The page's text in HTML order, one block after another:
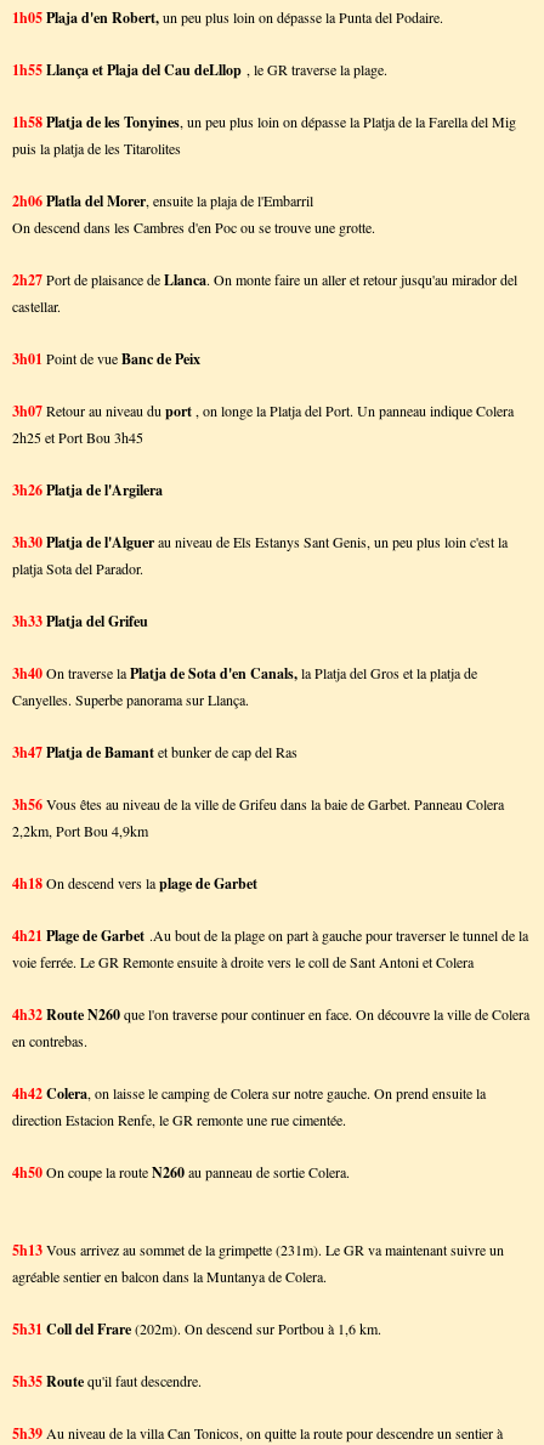
1h05Plaja d'en Robert,un peu plus loin on dépasse la Punta del Podaire.
1h55Llança et Plaja del Cau deLllop , le GR traverse la plage.
1h58Platja de les Tonyines, un peu plus loin on dépasse la Platja de la Farella del Mig
puis la platja de les Titarolites
2h06Platla del Morer, ensuite la plaja de l'Embarril
On descend dans les Cambres d'en Poc ou se trouve une grotte.
2h27Port de plaisance deLlanca. On monte faire un aller et retour jusqu'au mirador del
castellar.
3h01 Point de vueBanc de Peix
3h07Retour au niveau du port , on longe la Platja del Port. Un panneau indique Colera
2h25 et Port Bou 3h45
3h26Platja de l'Argilera
3h30Platja de l'Alguerau niveau de Els Estanys Sant Genis, un peu plus loin c'est la
platja Sota del Parador.
3h33Platja del Grifeu
3h40On traverse laPlatja de Sota d'en Canals,la Platja del Gros et la platja de
Canyelles. Superbe panorama sur Llança.
3h47Platja de Bamantet bunker de cap del Ras
3h56Vous êtes au niveau de la ville de Grifeu dans la baie de Garbet. Panneau Colera
2,2km, Port Bou 4,9km
4h18On descend vers laplage de Garbet
4h21 Plage de Garbet .Au bout de la plage on part à gauche pour traverser le tunnel de la
voie ferrée. Le GR Remonte ensuite à droite vers le coll de Sant Antoni et Colera
4h32Route N260que l'on traverse pour continuer en face. On découvre la ville de Colera
en contrebas.
4h42Colera, on laisse le camping de Colera sur notre gauche. On prend ensuite la
direction Estacion Renfe, le GR remonte une rue cimentée.
4h50On coupe la routeN260au panneau de sortie Colera.
5h13Vous arrivez au sommet de la grimpette (231m). Le GR va maintenant suivre un
agréable sentier en balcon dans la Muntanya de Colera.
5h31 Coll del Frare(202m). On descend sur Portbou à 1,6 km.
5h35Routequ'il faut descendre.
5h39 Au niveau de la villa Can Tonicos, on quitte la route pour descendre un sentier à